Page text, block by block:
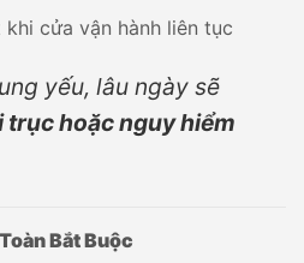
cửa vận hành liên tục
yếu, lâu ngày sẽ
trục hoặc nguy hiểm
Bắt Buộc